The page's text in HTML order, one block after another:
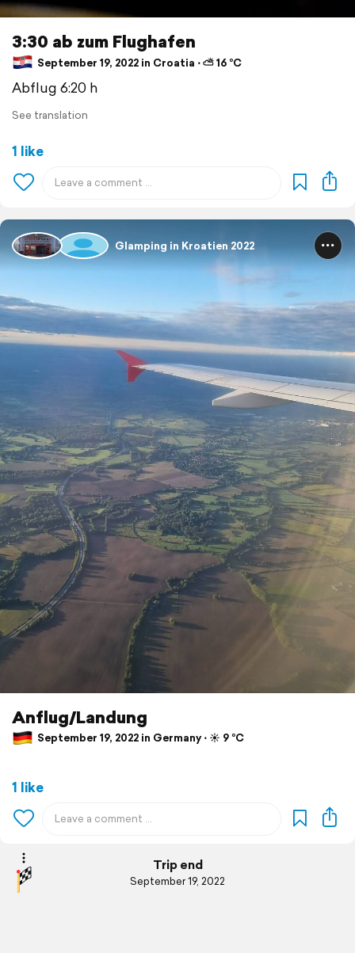
3:30 ab zum Flughafen
September 19, 2022 in Croatia ⋅ ⛅ 16 °C
Abflug 6:20 h
See translation
1 like
Glamping in Kroatien 2022
Anflug/Landung
September 19, 2022 in Germany ⋅ ☀️ 9 °C
1 like
Trip end
September 19, 2022